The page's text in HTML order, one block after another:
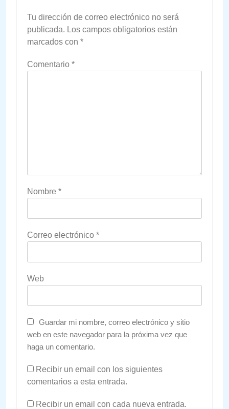
Tu dirección de correo electrónico no será
publicada. Los campos obligatorios están
marcados con *
Comentario *
Nombre *
Correo electrónico *
Web
Guardar mi nombre, correo electrónico y sitio
web en este navegador para la próxima vez que
haga un comentario.
Recibir un email con los siguientes
comentarios a esta entrada.
Recibir un email con cada nueva entrada.